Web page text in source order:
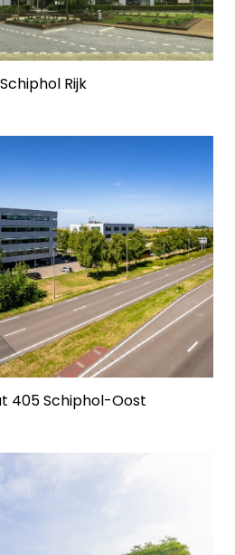
Rijk
405 Schiphol-Oost